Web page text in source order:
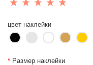
цвет наклейки
* Размер наклейки